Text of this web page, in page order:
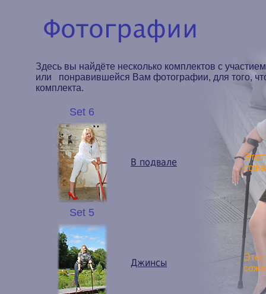
Здесь вы найдёте несколько комплектов с
или понравившейся Вам фотографии, для того,
комплекта.
Set 6
В подвале
Set 5
Джинсы